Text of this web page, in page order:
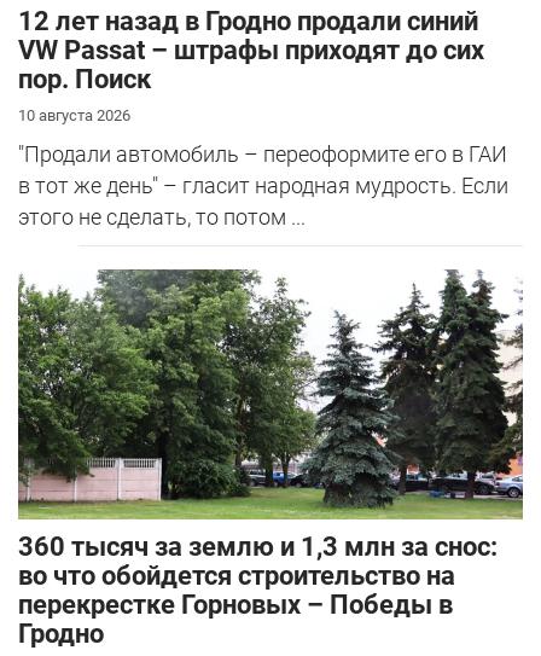
12 лет назад в Гродно продали синий
VW Passat – штрафы приходят до сих
пор. Поиск
10 августа 2026
"Продали автомобиль – переоформите его в ГАИ
в тот же день" – гласит народная мудрость. Если
этого не сделать, то потом ...
360 тысяч за землю и 1,3 млн за снос:
во что обойдется строительство на
перекрестке Горновых – Победы в
Гродно